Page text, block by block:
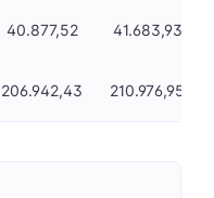
40.877,52 41.683,93
206.942,43 210.976,95